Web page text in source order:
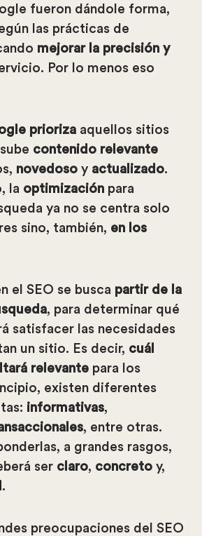
fueron dándole forma,
las prácticas de
mejorar la precisión y
Por lo menos eso
prioriza aquellos sitios
contenido relevante
novedoso y actualizado.
la optimización para
ya no se centra solo
sino, también, en los
el SEO se busca partir de la
, para determinar qué
satisfacer las necesidades
un sitio. Es decir, cuál
relevante para los
existen diferentes
informativas,
, entre otras.
a grandes rasgos,
ser claro, concreto y,
.
preocupaciones del SEO